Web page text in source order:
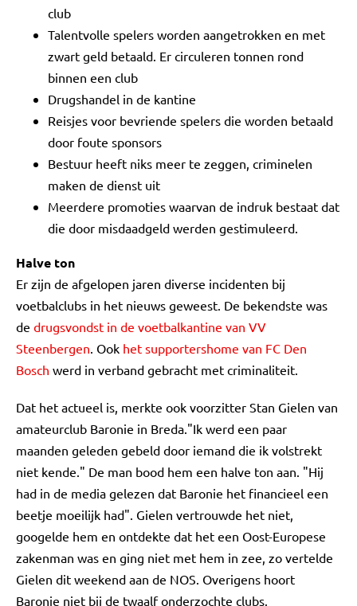
club
Talentvolle spelers worden aangetrokken en met
zwart geld betaald. Er circuleren tonnen rond
binnen een club
Drugshandel in de kantine
Reisjes voor bevriende spelers die worden betaald
door foute sponsors
Bestuur heeft niks meer te zeggen, criminelen
maken de dienst uit
Meerdere promoties waarvan de indruk bestaat dat
die door misdaadgeld werden gestimuleerd.
Halve ton
Er zijn de afgelopen jaren diverse incidenten bij
voetbalclubs in het nieuws geweest. De bekendste was
de drugsvondst in de voetbalkantine van VV
Steenbergen. Ook het supportershome van FC Den
Bosch werd in verband gebracht met criminaliteit.
Dat het actueel is, merkte ook voorzitter Stan Gielen van
amateurclub Baronie in Breda."Ik werd een paar
maanden geleden gebeld door iemand die ik volstrekt
niet kende." De man bood hem een halve ton aan. "Hij
had in de media gelezen dat Baronie het financieel een
beetje moeilijk had". Gielen vertrouwde het niet,
googelde hem en ontdekte dat het een Oost-Europese
zakenman was en ging niet met hem in zee, zo vertelde
Gielen dit weekend aan de NOS. Overigens hoort
Baronie niet bij de twaalf onderzochte clubs.